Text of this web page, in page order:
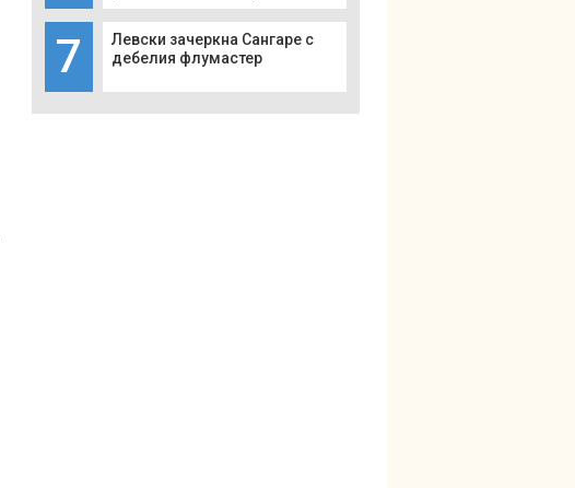
7
Левски зачеркна Сангаре с
дебелия флумастер